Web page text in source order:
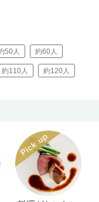
50人 約60人
約110人 約120人